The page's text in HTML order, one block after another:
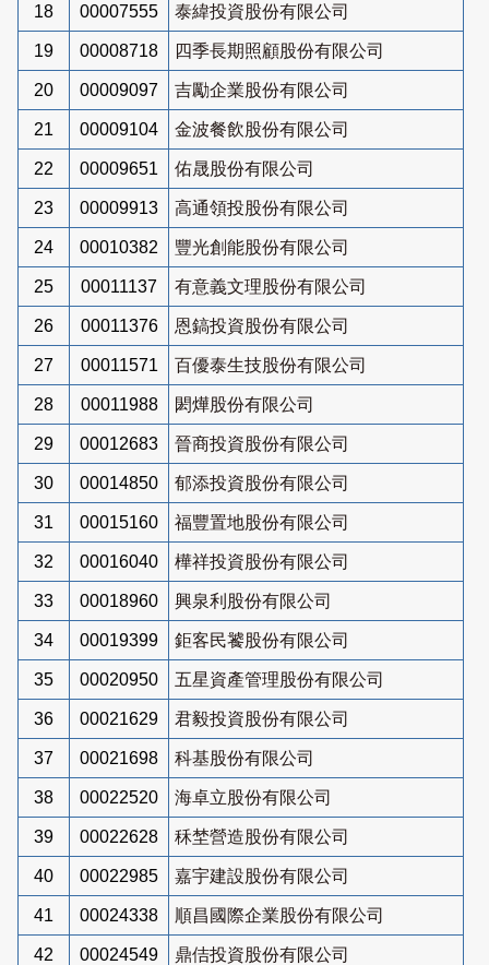
18 00007555 泰緯投資股份有限公司
19 00008718 四季長期照顧股份有限公司
20 00009097 吉勵企業股份有限公司
21 00009104 金波餐飲股份有限公司
22 00009651 佑晟股份有限公司
23 00009913 高通領投股份有限公司
24 00010382 豐光創能股份有限公司
25 00011137 有意義文理股份有限公司
26 00011376 恩鎬投資股份有限公司
27 00011571 百優泰生技股份有限公司
28 00011988 閎燁股份有限公司
29 00012683 晉商投資股份有限公司
30 00014850 郁添投資股份有限公司
31 00015160 福豐置地股份有限公司
32 00016040 樺祥投資股份有限公司
33 00018960 興泉利股份有限公司
34 00019399 鉅客民饕股份有限公司
35 00020950 五星資產管理股份有限公司
36 00021629 君毅投資股份有限公司
37 00021698 科基股份有限公司
38 00022520 海卓立股份有限公司
39 00022628 秝埜營造股份有限公司
40 00022985 嘉宇建設股份有限公司
41 00024338 順昌國際企業股份有限公司
42 00024549 鼎佶投資股份有限公司